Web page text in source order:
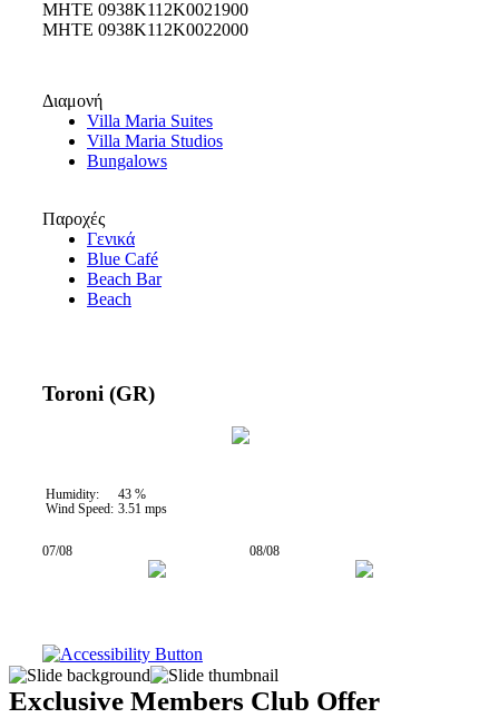
MHTE 0938K112K0021900
MHTE 0938K112K0022000
Διαμονή
Villa Maria Suites
Villa Maria Studios
Bungalows
Παροχές
Γενικά
Blue Café
Beach Bar
Beach
Toroni (GR)
Humidity:
43 %
Wind Speed: 3.51 mps
07/08 08/08
Exclusive Members Club Offer